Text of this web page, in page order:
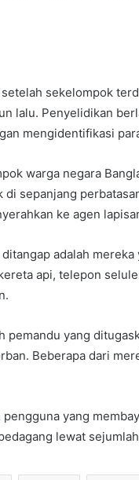
sekelompok
lalu. Penyelidikan
mengidentifikasi
warga negara
di sepanjang
ke agen
adalah
api, telepon
pemandu yang
Beberapa dari
yang
lewat